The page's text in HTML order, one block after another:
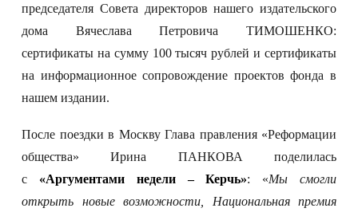
председателя Совета директоров нашего издательского
дома Вячеслава Петровича ТИМОШЕНКО:
сертификаты на сумму 100 тысяч рублей и сертификаты
на информационное сопровождение проектов фонда в
нашем издании.
После поездки в Москву Глава правления «Реформации
общества» Ирина ПАНКОВА поделилась
с «Аргументами недели – Керчь»: «Мы смогли
открыть новые возможности, Национальная премия